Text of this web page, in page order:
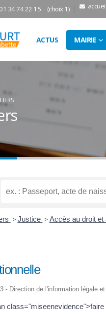
01 34 74 22 15 (choix 1)
ACTUS MAIRIE
> Justice > Accès au droit et
- Direction de l'information légale